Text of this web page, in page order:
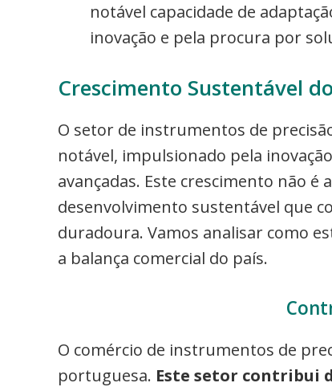
notável capacidade de
inovação e pela procura por
Crescimento Sustentável
O setor de instrumentos de
notável, impulsionado pela
avançadas. Este crescimento não
desenvolvimento sustentável que
duradoura. Vamos analisar como
a balança comercial do país.
O comércio de instrumentos de
portuguesa. Este setor contribui